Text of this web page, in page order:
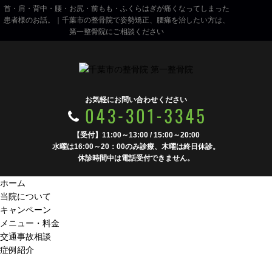
首・肩・背中・腰・お尻・前もも・ふくらはぎが痛くなってしまった
患者様のお話。｜千葉市の整骨院で姿勢矯正、腰痛を治したい方は、
第一整骨院にご相談ください
お気軽にお問い合わせください
【受付】11:00～13:00 / 15:00～20:00
水曜は16:00～20：00のみ診療、木曜は終日休診。
休診時間中は電話受付できません。
ホーム
当院について
キャンペーン
メニュー・料金
交通事故相談
症例紹介